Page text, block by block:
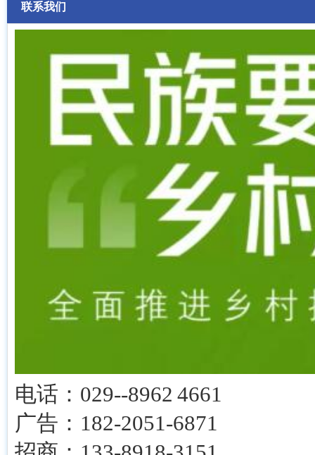
联系我们
电话：029--8962 4661
广告：182-2051-6871